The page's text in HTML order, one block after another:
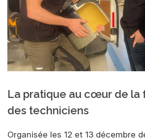
La pratique au cœur de la
des techniciens
Organisée les 12 et 13 décembre